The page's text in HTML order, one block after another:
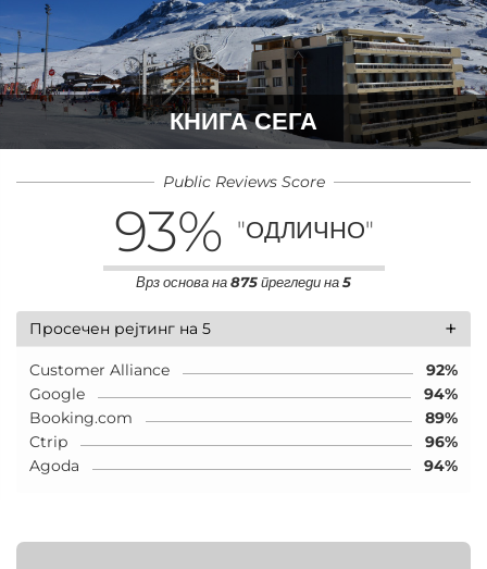
КНИГА СЕГА
Public Reviews Score
93% "ОДЛИЧНО"
Врз основа на875прегледи на5
+
Просечен рејтинг на 5
Customer Alliance
92%
Google
94%
Booking.com
89%
Ctrip
96%
Agoda
94%